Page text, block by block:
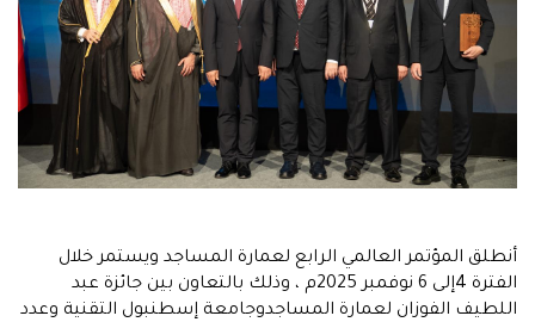
أنطلق المؤتمر العالمي الرابع لعمارة المساجد ويستمر خلال
الفترة 4إلى 6 نوفمبر 2025م ، وذلك بالتعاون بين جائزة عبد
اللطيف الفوزان لعمارة المساجدوجامعة إسطنبول التقنية وعدد